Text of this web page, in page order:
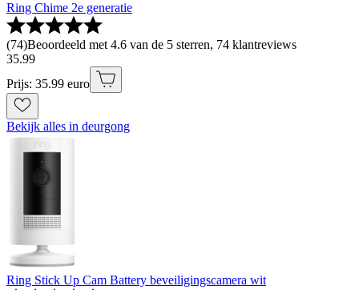
Ring Chime 2e generatie
(74)Beoordeeld met 4.6 van de 5 sterren, 74 klantreviews
35.99
Prijs: 35.99 euro
Bekijk alles in deurgong
Ring Stick Up Cam Battery beveiligingscamera wit